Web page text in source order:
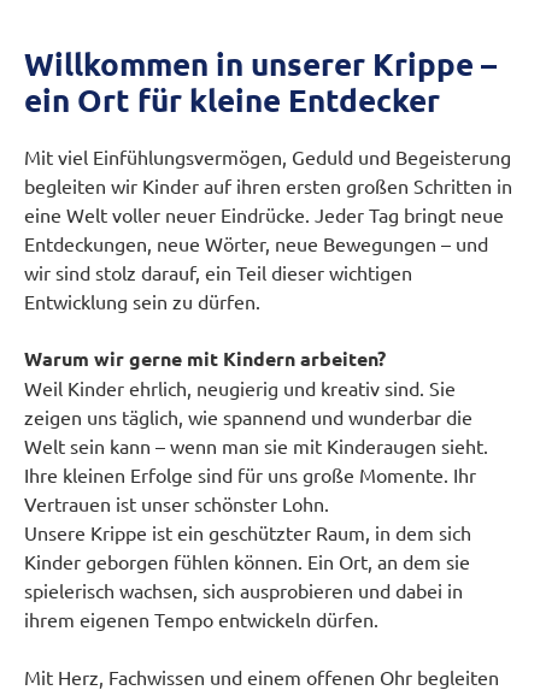
Willkommen in unserer Krippe –
ein Ort für kleine Entdecker
Mit viel Einfühlungsvermögen, Geduld und Begeisterung
begleiten wir Kinder auf ihren ersten großen Schritten in
eine Welt voller neuer Eindrücke. Jeder Tag bringt neue
Entdeckungen, neue Wörter, neue Bewegungen – und
wir sind stolz darauf, ein Teil dieser wichtigen
Entwicklung sein zu dürfen.
Warum wir gerne mit Kindern arbeiten?
Weil Kinder ehrlich, neugierig und kreativ sind. Sie
zeigen uns täglich, wie spannend und wunderbar die
Welt sein kann – wenn man sie mit Kinderaugen sieht.
Ihre kleinen Erfolge sind für uns große Momente. Ihr
Vertrauen ist unser schönster Lohn.
Unsere Krippe ist ein geschützter Raum, in dem sich
Kinder geborgen fühlen können. Ein Ort, an dem sie
spielerisch wachsen, sich ausprobieren und dabei in
ihrem eigenen Tempo entwickeln dürfen.
Mit Herz, Fachwissen und einem offenen Ohr begleiten